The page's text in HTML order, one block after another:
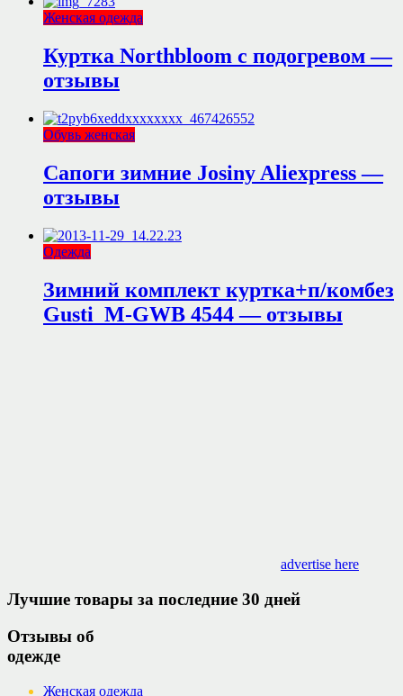
Женская одежда
Куртка Northbloom с подогревом —
отзывы
Обувь женская
Сапоги зимние Josiny Aliexpress —
отзывы
Одежда
Зимний комплект куртка+п/комбез
Gusti M-GWB 4544 — отзывы
advertise here
Лучшие товары за последние 30 дней
Отзывы об
одежде
Женская одежда